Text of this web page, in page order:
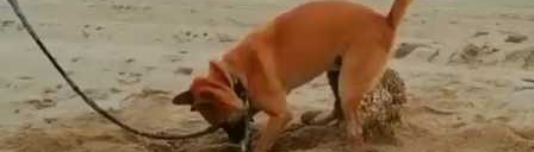
プ
ヤ
ー